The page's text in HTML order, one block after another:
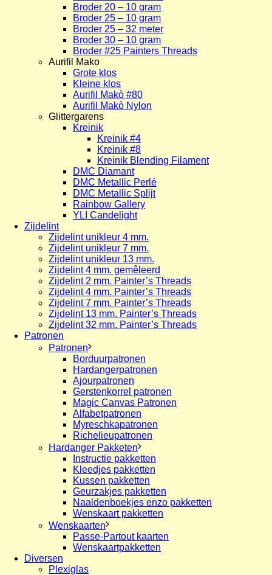
Broder 20 – 10 gram
Broder 25 – 10 gram
Broder 25 – 32 meter
Broder 30 – 10 gram
Broder #25 Painters Threads
Aurifil Mako
Grote klos
Kleine klos
Aurifil Makò #80
Aurifil Makò Nylon
Glittergarens
Kreinik
Kreinik #4
Kreinik #8
Kreinik Blending Filament
DMC Diamant
DMC Metallic Perlé
DMC Metallic Splijt
Rainbow Gallery
YLI Candelight
Zijdelint
Zijdelint unikleur 4 mm.
Zijdelint unikleur 7 mm.
Zijdelint unikleur 13 mm.
Zijdelint 4 mm. gemêleerd
Zijdelint 2 mm. Painter’s Threads
Zijdelint 4 mm. Painter’s Threads
Zijdelint 7 mm. Painter’s Threads
Zijdelint 13 mm. Painter’s Threads
Zijdelint 32 mm. Painter’s Threads
Patronen
Patronen
Borduurpatronen
Hardangerpatronen
Ajourpatronen
Gerstenkorrel patronen
Magic Canvas Patronen
Alfabetpatronen
Myreschkapatronen
Richelieupatronen
Hardanger Pakketen
Instructie pakketten
Kleedjes pakketten
Kussen pakketten
Geurzakjes pakketten
Naaldenboekjes enzo pakketten
Wenskaart pakketten
Wenskaarten
Passe-Partout kaarten
Wenskaartpakketten
Diversen
Plexiglas